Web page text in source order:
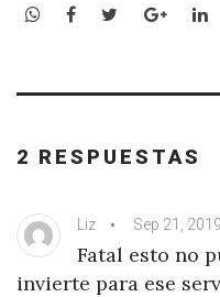
WhatsApp
Facebook
Twitter
2 RESPUESTAS
Liz Sep 21, 2019
Fatal esto no
invierte para ese